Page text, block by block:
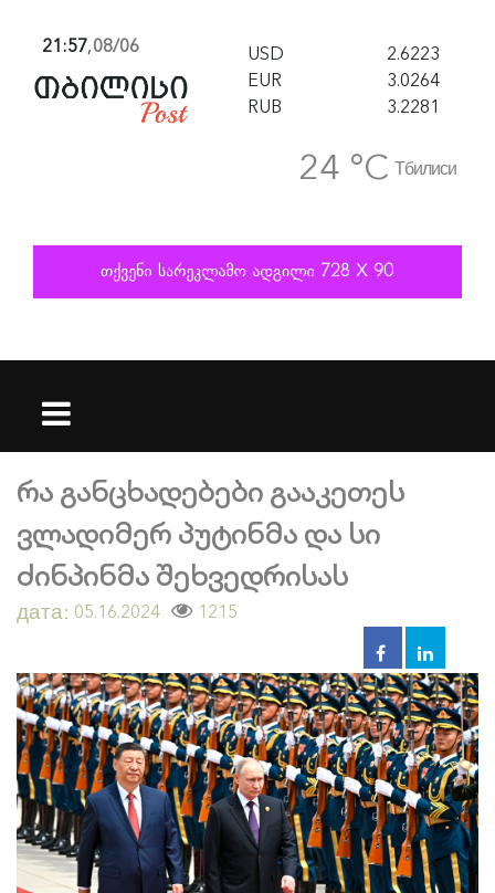
21:57,08/06 USD
2.6223
EUR
3.0264
RUB
3.2281
24 °C Тбилиси
რა განცხადებები გააკეთეს
ვლადიმერ პუტინმა და სი
ძინპინმა შეხვედრისას
дата: 05.16.2024 1215